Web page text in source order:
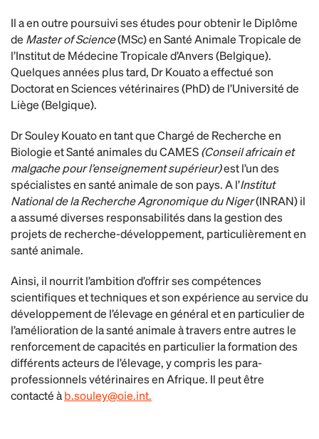
Il a en outre poursuivi ses études pour obtenir le Diplôme
de Master of Science(MSc) en Santé Animale Tropicale de
l’Institut de Médecine Tropicale d’Anvers (Belgique).
Quelques années plus tard, Dr Kouato a effectué son
Doctorat en Sciences vétérinaires (PhD) de l’Université de
Liège (Belgique).
Dr Souley Kouato en tant que Chargé de Recherche en
Biologie et Santé animales du CAMES(Conseil africain et
malgache pour l’enseignement supérieur)est l’un des
spécialistes en santé animale de son pays. A l’Institut
National de la Recherche Agronomique du Niger(INRAN) il
a assumé diverses responsabilités dans la gestion des
projets de recherche-développement, particulièrement en
santé animale.
Ainsi, il nourrit l’ambition d’offrir ses compétences
scientifiques et techniques et son expérience au service du
développement de l’élevage en général et en particulier de
l’amélioration de la santé animale à travers entre autres le
renforcement de capacités en particulier la formation des
différents acteurs de l’élevage, y compris les para-
professionnels vétérinaires en Afrique. Il peut être
contacté àb.souley@oie.int.